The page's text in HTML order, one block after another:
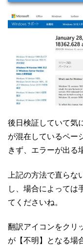
後日検証していて気
が混在しているペー
きず、エラーが出る
上記の方法で直ら
し、場合によっては
てくださいね。
翻訳アイコンをクリ
が【不明】となる場